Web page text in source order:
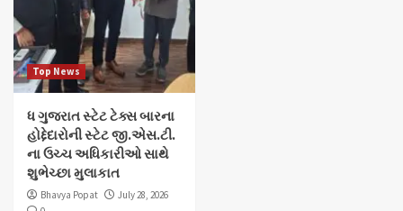
Top News
ધ ગુજરાત સ્ટેટ ટેક્સ બારના
હોદ્દેદારોની સ્ટેટ જી.એસ.ટી.
ના ઉચ્ચ અધિકારીઓ સાથે
શુભેચ્છા મુલાકાત
Bhavya Popat
July 28, 2026